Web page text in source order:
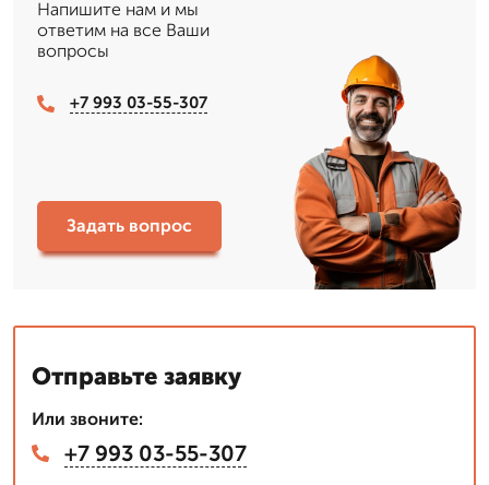
Напишите нам и мы
ответим на все Ваши
вопросы
+7 993 03-55-307
Задать вопрос
Отправьте заявку
Или звоните:
+7 993 03-55-307